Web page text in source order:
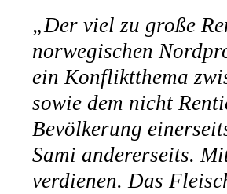
„Der viel zu große
norwegischen
ein Konfliktthema
sowie dem nicht
Bevölkerung
Sami andererseits.
verdienen. Das